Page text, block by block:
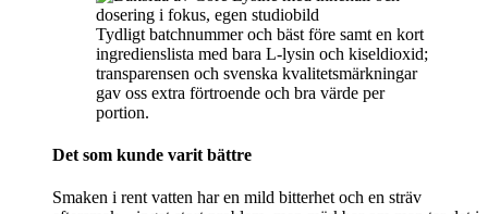
Tydligt batchnummer och bäst före samt en kort
ingredienslista med bara L‑lysin och kiseldioxid;
transparensen och svenska kvalitetsmärkningar
gav oss extra förtroende och bra värde per
portion.
Det som kunde varit bättre
Smaken i rent vatten har en mild bitterhet och en sträv